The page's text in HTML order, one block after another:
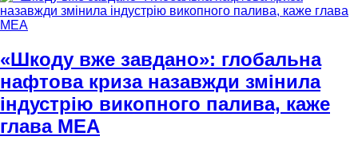
«Шкоду вже завдано»: глобальна
нафтова криза назавжди змінила
індустрію викопного палива, каже
глава МЕА